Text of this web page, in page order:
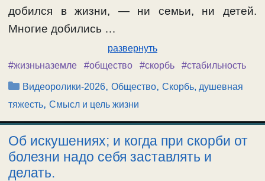
добился в жизни, — ни семьи, ни детей.
Многие добились …
развернуть
#жизньназемле
#общество #скорбь #стабильность
Рубрики
Видеоролики-2026,Общество,Скорбь, душевная
тяжесть, Смысл и цель жизни
Об искушениях; и когда при скорби от
болезни надо себя заставлять и
делать.